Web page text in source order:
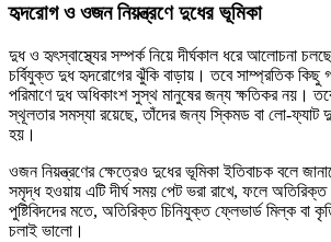
হৃদরোগ ও ওজন নিয়ন্ত্রণে দুধের ভূমিকা
দুধ ও হৃৎস্বাস্থ্যের সম্পর্ক নিয়ে দীর্ঘকাল ধরে আলোচনা
চর্বিযুক্ত দুধ হৃদরোগের ঝুঁকি বাড়ায়। তবে সাম্প্রতিক কিছু
পরিমাণে দুধ অধিকাংশ সুস্থ মানুষের জন্য ক্ষতিকর নয়।
স্থূলতার সমস্যা রয়েছে, তাঁদের জন্য স্কিমড বা লো-ফ্যাট
হয়।
ওজন নিয়ন্ত্রণের ক্ষেত্রেও দুধের ভূমিকা ইতিবাচক বলে
সমৃদ্ধ হওয়ায় এটি দীর্ঘ সময় পেট ভরা রাখে, ফলে
পুষ্টিবিদদের মতে, অতিরিক্ত চিনিযুক্ত ফ্লেভার্ড মিল্ক বা
চলাই ভালো।